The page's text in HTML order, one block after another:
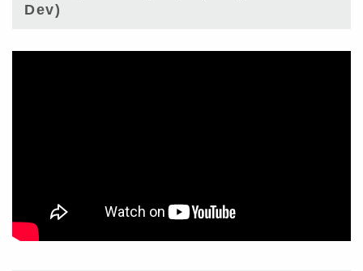
Dev)